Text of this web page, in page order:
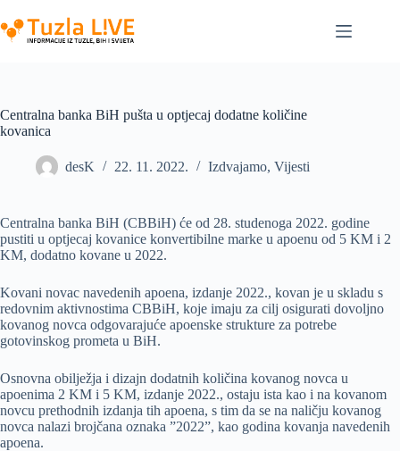
to
content
Centralna banka BiH pušta u optjecaj dodatne količine
kovanica
desK 22. 11. 2022. Izdvajamo, Vijesti
Centralna banka BiH (CBBiH) će od 28. studenoga 2022. godine
pustiti u optjecaj kovanice konvertibilne marke u apoenu od 5 KM i 2
KM, dodatno kovane u 2022.
Kovani novac navedenih apoena, izdanje 2022., kovan je u skladu s
redovnim aktivnostima CBBiH, koje imaju za cilj osigurati dovoljno
kovanog novca odgovarajuće apoenske strukture za potrebe
gotovinskog prometa u BiH.
Osnovna obilježja i dizajn dodatnih količina kovanog novca u
apoenima 2 KM i 5 KM, izdanje 2022., ostaju ista kao i na kovanom
novcu prethodnih izdanja tih apoena, s tim da se na naličju kovanog
novca nalazi brojčana oznaka ”2022”, kao godina kovanja navedenih
apoena.